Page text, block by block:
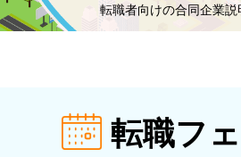
転職者向けの合同企業説
転職フ